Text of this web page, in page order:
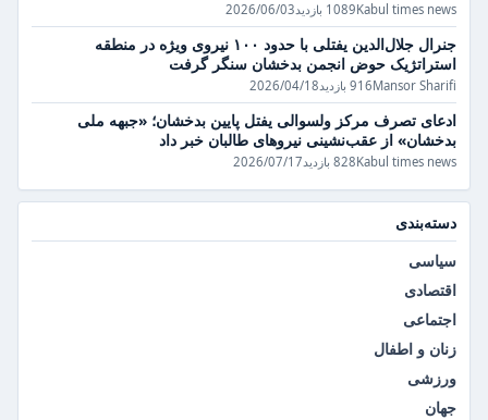
Kabul times news1089 بازدید 2026/06/03
جنرال جلال‌الدین یفتلی با حدود ۱۰۰ نیروی ویژه در منطقه
استراتژیک حوض انجمن بدخشان سنگر گرفت
Mansor Sharifi916 بازدید 2026/04/18
ادعای تصرف مرکز ولسوالی یفتل پایین بدخشان؛ «جبهه ملی
بدخشان» از عقب‌نشینی نیروهای طالبان خبر داد
Kabul times news828 بازدید 2026/07/17
دسته‌بندی
سیاسی
اقتصادی
اجتماعی
زنان و اطفال
ورزشی
جهان